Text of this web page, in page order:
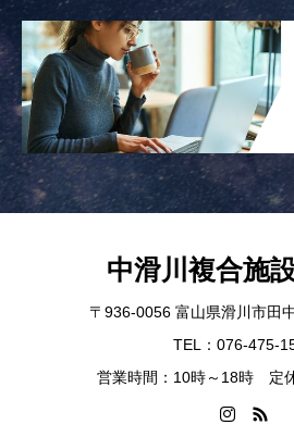
中滑川複合施
〒936-0056 富山県滑川市田
TEL：076-475-
営業時間：10時～18時 定